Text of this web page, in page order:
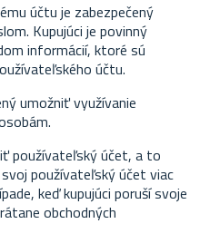
účtu je zabezpečený
Kupujúci je povinný
informácií, ktoré sú
účtu.
umožniť využívanie
používateľský účet, a to
používateľský účet viac
keď kupujúci poruší svoje
obchodných